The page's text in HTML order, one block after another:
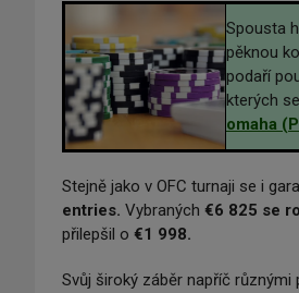
Spousta
pěknou
podaří
kterých
omaha
Stejně jako v OFC turnaji se i
entries. Vybraných €6 825 se
přilepšil o €1 998.
Svůj široký záběr napříč